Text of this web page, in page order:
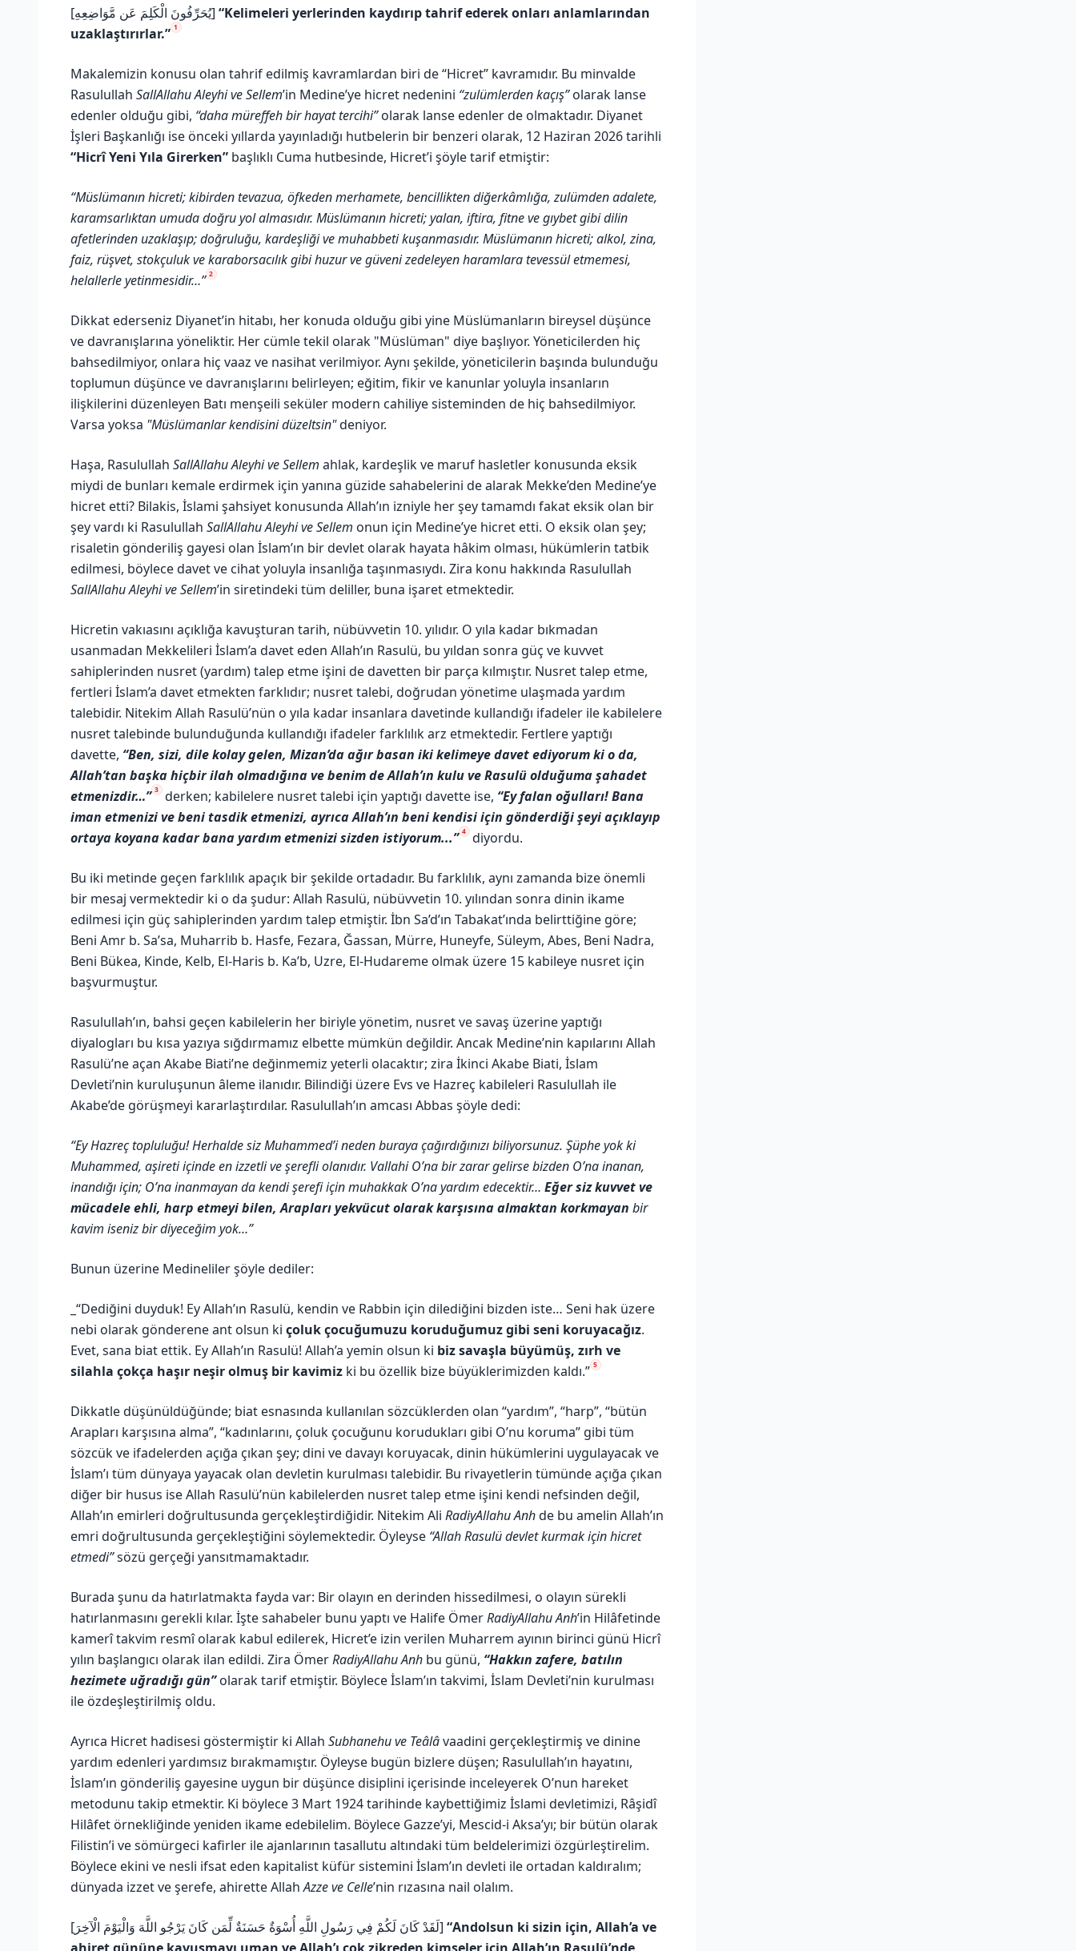
[يُحَرِّفُونَ الْكَلِمَ عَن مَّوَاضِعِهِ] “Kelimeleri yerlerinden kaydırıp tahrif ederek onları anlamlarından
uzaklaştırırlar.” 1
Makalemizin konusu olan tahrif edilmiş kavramlardan biri de “Hicret” kavramıdır. Bu minvalde
Rasulullah SallAllahu Aleyhi ve Sellem’in Medine’ye hicret nedenini “zulümlerden kaçış”olarak lanse
edenler olduğu gibi, “daha müreffeh bir hayat tercihi”olarak lanse edenler de olmaktadır. Diyanet
İşleri Başkanlığı ise önceki yıllarda yayınladığı hutbelerin bir benzeri olarak, 12 Haziran 2026 tarihli
“Hicrî Yeni Yıla Girerken” başlıklı Cuma hutbesinde, Hicret’i şöyle tarif etmiştir:
“Müslümanın hicreti; kibirden tevazua, öfkeden merhamete, bencillikten diğerkâmlığa, zulümden adalete,
karamsarlıktan umuda doğru yol almasıdır. Müslümanın hicreti; yalan, iftira, fitne ve gıybet gibi dilin
afetlerinden uzaklaşıp; doğruluğu, kardeşliği ve muhabbeti kuşanmasıdır. Müslümanın hicreti; alkol, zina,
faiz, rüşvet, stokçuluk ve karaborsacılık gibi huzur ve güveni zedeleyen haramlara tevessül etmemesi,
helallerle yetinmesidir…” 2
Dikkat ederseniz Diyanet’in hitabı, her konuda olduğu gibi yine Müslümanların bireysel düşünce
ve davranışlarına yöneliktir. Her cümle tekil olarak "Müslüman" diye başlıyor. Yöneticilerden hiç
bahsedilmiyor, onlara hiç vaaz ve nasihat verilmiyor. Aynı şekilde, yöneticilerin başında bulunduğu
toplumun düşünce ve davranışlarını belirleyen; eğitim, fikir ve kanunlar yoluyla insanların
ilişkilerini düzenleyen Batı menşeili seküler modern cahiliye sisteminden de hiç bahsedilmiyor.
Varsa yoksa "Müslümanlar kendisini düzeltsin"deniyor.
Haşa, Rasulullah SallAllahu Aleyhi ve Sellem ahlak, kardeşlik ve maruf hasletler konusunda eksik
miydi de bunları kemale erdirmek için yanına güzide sahabelerini de alarak Mekke’den Medine’ye
hicret etti? Bilakis, İslami şahsiyet konusunda Allah’ın izniyle her şey tamamdı fakat eksik olan bir
şey vardı ki Rasulullah SallAllahu Aleyhi ve Sellem onun için Medine’ye hicret etti. O eksik olan şey;
risaletin gönderiliş gayesi olan İslam’ın bir devlet olarak hayata hâkim olması, hükümlerin tatbik
edilmesi, böylece davet ve cihat yoluyla insanlığa taşınmasıydı. Zira konu hakkında Rasulullah
SallAllahu Aleyhi ve Sellem’in siretindeki tüm deliller, buna işaret etmektedir.
Hicretin vakıasını açıklığa kavuşturan tarih, nübüvvetin 10. yılıdır. O yıla kadar bıkmadan
usanmadan Mekkelileri İslam’a davet eden Allah’ın Rasulü, bu yıldan sonra güç ve kuvvet
sahiplerinden nusret (yardım) talep etme işini de davetten bir parça kılmıştır. Nusret talep etme,
fertleri İslam’a davet etmekten farklıdır; nusret talebi, doğrudan yönetime ulaşmada yardım
talebidir. Nitekim Allah Rasulü’nün o yıla kadar insanlara davetinde kullandığı ifadeler ile kabilelere
nusret talebinde bulunduğunda kullandığı ifadeler farklılık arz etmektedir. Fertlere yaptığı
davette, “Ben, sizi, dile kolay gelen, Mizan’da ağır basan iki kelimeye davet ediyorum ki o da,
Allah’tan başka hiçbir ilah olmadığına ve benim de Allah’ın kulu ve Rasulü olduğuma şahadet
etmenizdir…” 3 derken; kabilelere nusret talebi için yaptığı davette ise, “Ey falan oğulları! Bana
iman etmenizi ve beni tasdik etmenizi, ayrıca Allah’ın beni kendisi için gönderdiği şeyi açıklayıp
ortaya koyana kadar bana yardım etmenizi sizden istiyorum...” 4 diyordu.
Bu iki metinde geçen farklılık apaçık bir şekilde ortadadır. Bu farklılık, aynı zamanda bize önemli
bir mesaj vermektedir ki o da şudur: Allah Rasulü, nübüvvetin 10. yılından sonra dinin ikame
edilmesi için güç sahiplerinden yardım talep etmiştir. İbn Sa’d’ın Tabakat’ında belirttiğine göre;
Beni Amr b. Sa’sa, Muharrib b. Hasfe, Fezara, Ğassan, Mürre, Huneyfe, Süleym, Abes, Beni Nadra,
Beni Bükea, Kinde, Kelb, El-Haris b. Ka’b, Uzre, El-Hudareme olmak üzere 15 kabileye nusret için
başvurmuştur.
Rasulullah’ın, bahsi geçen kabilelerin her biriyle yönetim, nusret ve savaş üzerine yaptığı
diyalogları bu kısa yazıya sığdırmamız elbette mümkün değildir. Ancak Medine’nin kapılarını Allah
Rasulü’ne açan Akabe Biati’ne değinmemiz yeterli olacaktır; zira İkinci Akabe Biati, İslam
Devleti’nin kuruluşunun âleme ilanıdır. Bilindiği üzere Evs ve Hazreç kabileleri Rasulullah ile
Akabe’de görüşmeyi kararlaştırdılar. Rasulullah’ın amcası Abbas şöyle dedi:
“Ey Hazreç topluluğu! Herhalde siz Muhammed’i neden buraya çağırdığınızı biliyorsunuz. Şüphe yok ki
Muhammed, aşireti içinde en izzetli ve şerefli olanıdır. Vallahi O’na bir zarar gelirse bizden O’na inanan,
inandığı için; O’na inanmayan da kendi şerefi için muhakkak O’na yardım edecektir… Eğer siz kuvvet ve
mücadele ehli, harp etmeyi bilen, Arapları yekvücut olarak karşısına almaktan korkmayan bir
kavim iseniz bir diyeceğim yok…”
Bunun üzerine Medineliler şöyle dediler:
_“Dediğini duyduk! Ey Allah’ın Rasulü, kendin ve Rabbin için dilediğini bizden iste… Seni hak üzere
nebi olarak gönderene ant olsun ki çoluk çocuğumuzu koruduğumuz gibi seni koruyacağız.
Evet, sana biat ettik. Ey Allah’ın Rasulü! Allah’a yemin olsun ki biz savaşla büyümüş, zırh ve
silahla çokça haşır neşir olmuş bir kavimiz ki bu özellik bize büyüklerimizden kaldı.” 5
Dikkatle düşünüldüğünde; biat esnasında kullanılan sözcüklerden olan “yardım”, “harp”, “bütün
Arapları karşısına alma”, “kadınlarını, çoluk çocuğunu korudukları gibi O’nu koruma” gibi tüm
sözcük ve ifadelerden açığa çıkan şey; dini ve davayı koruyacak, dinin hükümlerini uygulayacak ve
İslam’ı tüm dünyaya yayacak olan devletin kurulması talebidir. Bu rivayetlerin tümünde açığa çıkan
diğer bir husus ise Allah Rasulü’nün kabilelerden nusret talep etme işini kendi nefsinden değil,
Allah’ın emirleri doğrultusunda gerçekleştirdiğidir. Nitekim Ali RadiyAllahu Anhde bu amelin Allah’ın
emri doğrultusunda gerçekleştiğini söylemektedir. Öyleyse “Allah Rasulü devlet kurmak için hicret
etmedi”sözü gerçeği yansıtmamaktadır.
Burada şunu da hatırlatmakta fayda var: Bir olayın en derinden hissedilmesi, o olayın sürekli
hatırlanmasını gerekli kılar. İşte sahabeler bunu yaptı ve Halife ÖmerRadiyAllahu Anh’in Hilâfetinde
kamerî takvim resmî olarak kabul edilerek, Hicret’e izin verilen Muharrem ayının birinci günü Hicrî
yılın başlangıcı olarak ilan edildi. Zira ÖmerRadiyAllahu Anh bu günü, “Hakkın zafere, batılın
hezimete uğradığı gün”olarak tarif etmiştir. Böylece İslam’ın takvimi, İslam Devleti’nin kurulması
ile özdeşleştirilmiş oldu.
Ayrıca Hicret hadisesi göstermiştir ki Allah Subhanehu ve Teâlâvaadini gerçekleştirmiş ve dinine
yardım edenleri yardımsız bırakmamıştır. Öyleyse bugün bizlere düşen; Rasulullah’ın hayatını,
İslam’ın gönderiliş gayesine uygun bir düşünce disiplini içerisinde inceleyerek O’nun hareket
metodunu takip etmektir. Ki böylece 3 Mart 1924 tarihinde kaybettiğimiz İslami devletimizi, Râşidî
Hilâfet örnekliğinde yeniden ikame edebilelim. Böylece Gazze’yi, Mescid-i Aksa’yı; bir bütün olarak
Filistin’i ve sömürgeci kafirler ile ajanlarının tasallutu altındaki tüm beldelerimizi özgürleştirelim.
Böylece ekini ve nesli ifsat eden kapitalist küfür sistemini İslam’ın devleti ile ortadan kaldıralım;
dünyada izzet ve şerefe, ahirette AllahAzze ve Celle’nin rızasına nail olalım.
[لَقَدْ كَانَ لَكُمْ فِي رَسُولِ اللَّهِ أُسْوَةٌ حَسَنَةٌ لِّمَن كَانَ یَرْجُو اللَّهَ وَالْیَوْمَ الْآخِرَ] “Andolsun ki sizin için, Allah’a ve